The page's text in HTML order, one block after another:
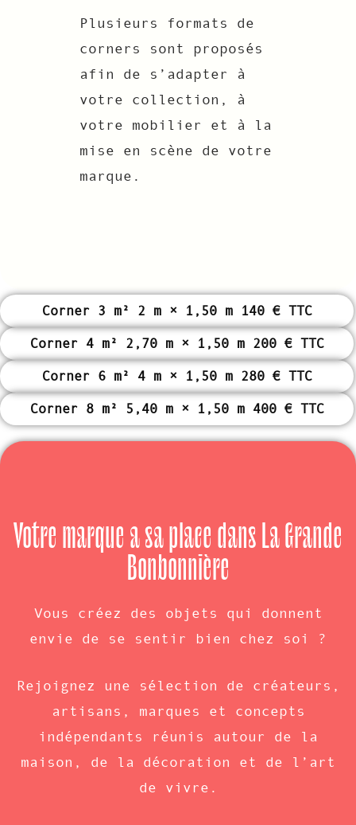
Plusieurs formats de
corners sont proposés
afin de s’adapter à
votre collection, à
votre mobilier et à la
mise en scène de votre
marque.
Corner 3 m² 2 m × 1,50 m 140 € TTC
Corner 4 m² 2,70 m × 1,50 m 200 € TTC
Corner 6 m² 4 m × 1,50 m 280 € TTC
Corner 8 m² 5,40 m × 1,50 m 400 € TTC
Votre marque a sa place dans La Grande
Bonbonnière
Vous créez des objets qui donnent
envie de se sentir bien chez soi ?
Rejoignez une sélection de créateurs,
artisans, marques et concepts
indépendants réunis autour de la
maison, de la décoration et de l’art
de vivre.